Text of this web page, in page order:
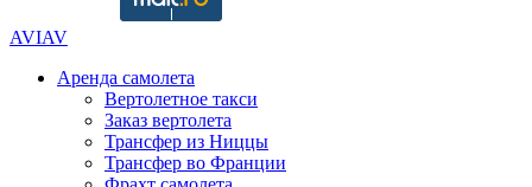
AVIAV
Аренда самолета
Вертолетное такси
Заказ вертолета
Трансфер из Ниццы
Трансфер во Франции